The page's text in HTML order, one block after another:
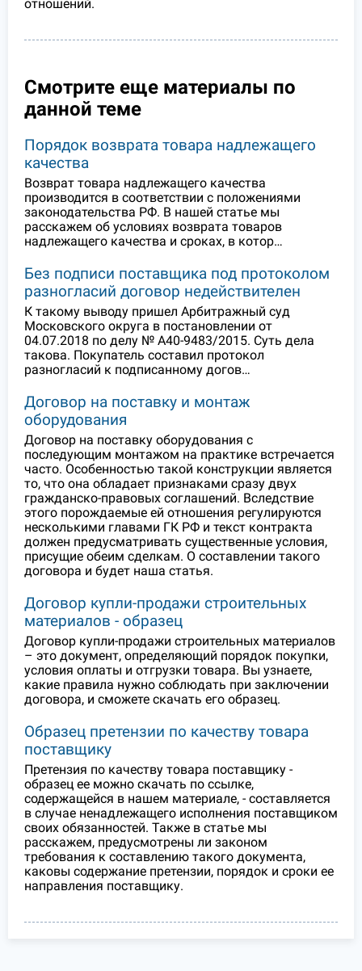
отношений.
Смотрите еще материалы по
данной теме
Порядок возврата товара надлежащего
качества
Возврат товара надлежащего качества
производится в соответствии с положениями
законодательства РФ. В нашей статье мы
расскажем об условиях возврата товаров
надлежащего качества и сроках, в котор…
Без подписи поставщика под протоколом
разногласий договор недействителен
К такому выводу пришел Арбитражный суд
Московского округа в постановлении от
04.07.2018 по делу № А40-9483/2015. Суть дела
такова. Покупатель составил протокол
разногласий к подписанному догов…
Договор на поставку и монтаж
оборудования
Договор на поставку оборудования с
последующим монтажом на практике встречается
часто. Особенностью такой конструкции является
то, что она обладает признаками сразу двух
гражданско-правовых соглашений. Вследствие
этого порождаемые ей отношения регулируются
несколькими главами ГК РФ и текст контракта
должен предусматривать существенные условия,
присущие обеим сделкам. О составлении такого
договора и будет наша статья.
Договор купли-продажи строительных
материалов - образец
Договор купли-продажи строительных материалов
– это документ, определяющий порядок покупки,
условия оплаты и отгрузки товара. Вы узнаете,
какие правила нужно соблюдать при заключении
договора, и сможете скачать его образец.
Образец претензии по качеству товара
поставщику
Претензия по качеству товара поставщику -
образец ее можно скачать по ссылке,
содержащейся в нашем материале, - составляется
в случае ненадлежащего исполнения поставщиком
своих обязанностей. Также в статье мы
расскажем, предусмотрены ли законом
требования к составлению такого документа,
каковы содержание претензии, порядок и сроки ее
направления поставщику.